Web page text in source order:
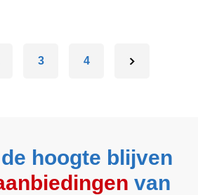
3 4
hoogte blijven
van